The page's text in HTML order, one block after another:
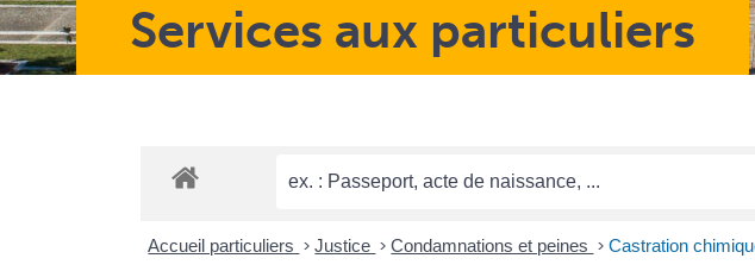
Services aux particuliers
Accueil particuliers > Justice > Condamnations et peines > Castration